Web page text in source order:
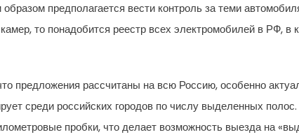
образом предполагается вести контроль за теми
то понадобится реестр всех электромобилей в РФ, в
предложения рассчитаны на всю Россию, особенно
среди российских городов по числу выделенных
пробки, что делает возможность выезда на